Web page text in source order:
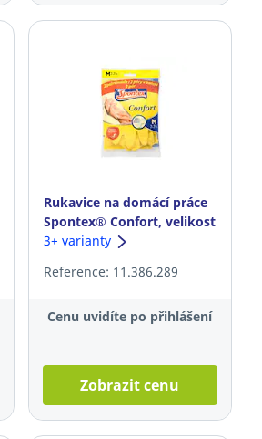
Rukavice na domácí práce
Spontex® Confort, velikost
M, 2 páry
3+ varianty
Reference: 11.386.289
Cenu uvidíte po přihlášení
Zobrazit cenu